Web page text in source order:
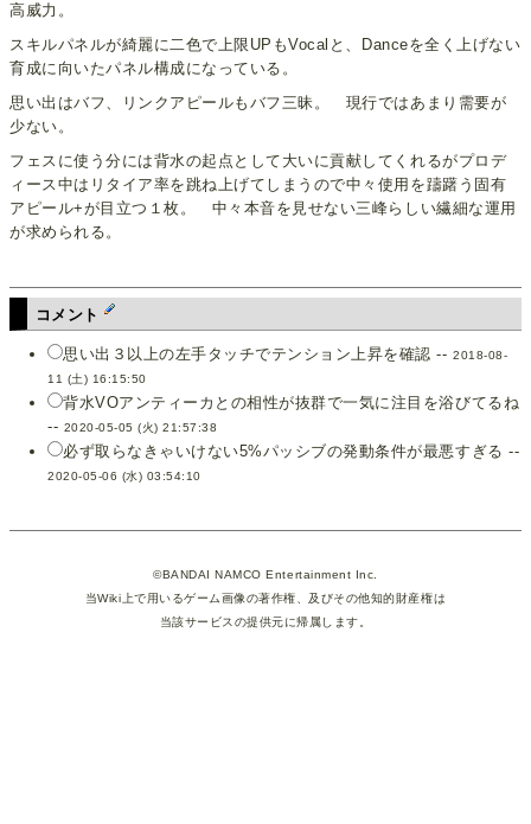
高威力。
スキルパネルが綺麗に二色で上限UPもVocalと、Danceを全く上げない
育成に向いたパネル構成になっている。
思い出はバフ、リンクアピールもバフ三昧。 現行ではあまり需要が
少ない。
フェスに使う分には背水の起点として大いに貢献してくれるがプロデ
ィース中はリタイア率を跳ね上げてしまうので中々使用を躊躇う固有
アピール+が目立つ１枚。 中々本音を見せない三峰らしい繊細な運用
が求められる。
コメント
思い出３以上の左手タッチでテンション上昇を確認 --2018-08-
11 (土) 16:15:50
背水VOアンティーカとの相性が抜群で一気に注目を浴びてるね
-- 2020-05-05 (火) 21:57:38
必ず取らなきゃいけない5%パッシブの発動条件が最悪すぎる --
2020-05-06 (水) 03:54:10
©BANDAI NAMCO Entertainment Inc.
当Wiki上で用いるゲーム画像の著作権、及びその他知的財産権は
当該サービスの提供元に帰属します。